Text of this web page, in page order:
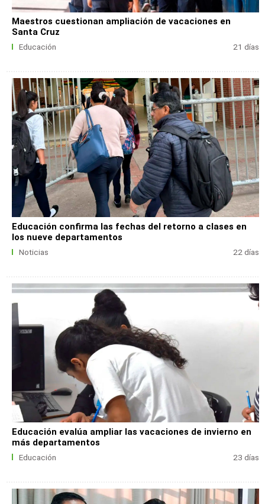
Maestros cuestionan ampliación de vacaciones en
Santa Cruz
Educación 21 días
Educación confirma las fechas del retorno a clases en
los nueve departamentos
Noticias 22 días
Educación evalúa ampliar las vacaciones de invierno en
más departamentos
Educación 23 días